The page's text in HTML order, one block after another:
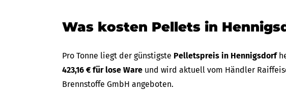
Was kosten Pellets in
Pro Tonne liegt der günstigste Pelletspreis in Hennigsdorf
423,16 € für lose Ware und wird aktuell vom Händler
Brennstoffe GmbH angeboten.